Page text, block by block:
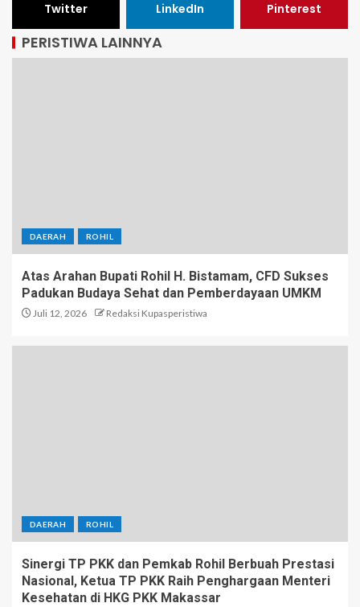
Twitter LinkedIn Pinterest
PERISTIWA LAINNYA
DAERAH ROHIL
Atas Arahan Bupati Rohil H. Bistamam, CFD Sukses
Padukan Budaya Sehat dan Pemberdayaan UMKM
Juli 12, 2026 Redaksi Kupasperistiwa
DAERAH ROHIL
Sinergi TP PKK dan Pemkab Rohil Berbuah Prestasi
Nasional, Ketua TP PKK Raih Penghargaan Menteri
Kesehatan di HKG PKK Makassar